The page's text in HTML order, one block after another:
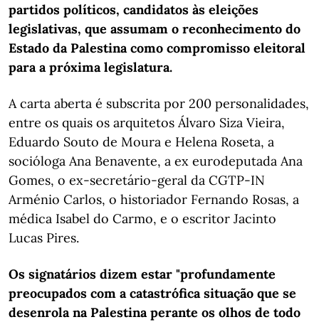
partidos políticos, candidatos às eleições
legislativas, que assumam o reconhecimento do
Estado da Palestina como compromisso eleitoral
para a próxima legislatura.
A carta aberta é subscrita por 200 personalidades,
entre os quais os arquitetos Álvaro Siza Vieira,
Eduardo Souto de Moura e Helena Roseta, a
socióloga Ana Benavente, a ex eurodeputada Ana
Gomes, o ex-secretário-geral da CGTP-IN
Arménio Carlos, o historiador Fernando Rosas, a
médica Isabel do Carmo, e o escritor Jacinto
Lucas Pires.
Os signatários dizem estar "profundamente
preocupados com a catastrófica situação que se
desenrola na Palestina perante os olhos de todo